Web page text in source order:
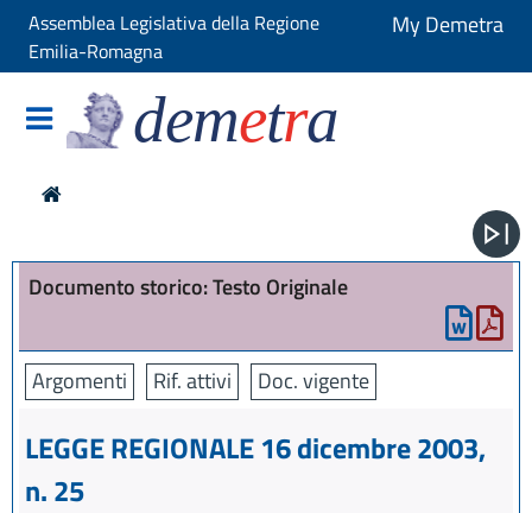
Assemblea Legislativa della Regione
Emilia-Romagna
My Demetra
demetra
Documento storico: Testo Originale
Argomenti Rif. attivi Doc. vigente
LEGGE REGIONALE 16 dicembre 2003,
n. 25